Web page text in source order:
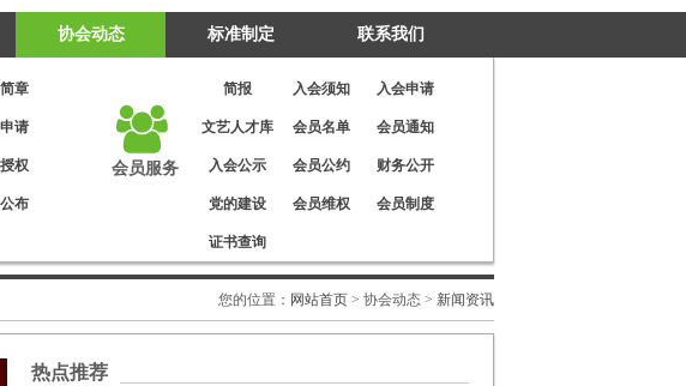
协会动态 标准制定 联系我们
章
请
权
布
会员服务
简报 入会须知 入会申请
文艺人才库 会员名单 会员通知
入会公示 会员公约 财务公开
党的建设 会员维权 会员制度
证书查询
您的位置： 网站首页 > 协会动态 > 新闻资讯
热点推荐